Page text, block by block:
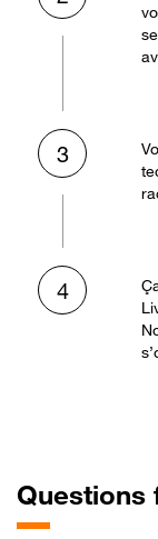
3
4
Questions